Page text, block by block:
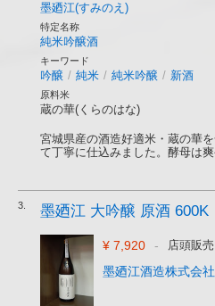
墨廼江(すみのえ)
特定名称
純米吟醸酒
キーワード
吟醸 / 純米 / 純米吟醸 / 新酒
原料米
蔵の華(くらのはな)
宮城県産の酒造好適米・蔵の華
て丁寧に仕込みました。酵母は
3. 墨廼江 大吟醸 原酒 600K
¥ 7,920 - 店頭販売
墨廼江酒造株式会社